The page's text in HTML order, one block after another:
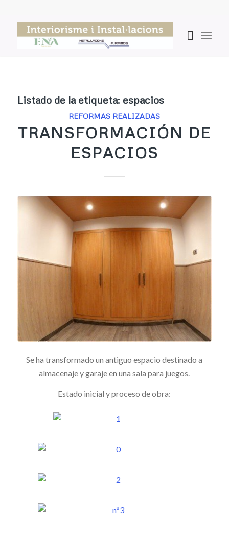
Listado de la etiqueta: espacios
REFORMAS REALIZADAS
TRANSFORMACIÓN DE
ESPACIOS
Se ha transformado un antiguo espacio destinado a
almacenaje y garaje en una sala para juegos.
Estado inicial y proceso de obra: